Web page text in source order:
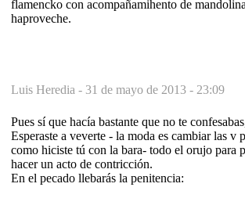
flamencko con acompañamihento de
haproveche.
Luis Heredia - 31 de mayo de 2013 - 23:09
Pues sí que hacía bastante que no te
Esperaste a veverte - la moda es cambiar las v
como hiciste tú con la bara- todo el orujo para
hacer un acto de contricción.
En el pecado llebarás la penitencia: